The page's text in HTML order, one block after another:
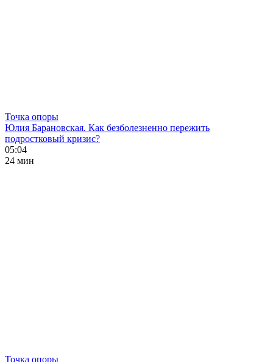
Точка опоры
Юлия Барановская. Как безболезненно пережить
подростковый кризис?
05:04
24 мин
Точка опоры